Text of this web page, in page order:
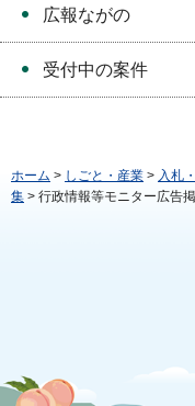
広報ながの
受付中の案件
ホーム > しごと・産業 > 入札
集 > 行政情報等モニター広告